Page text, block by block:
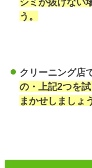
う。
クリーニング店
の・上記2つを
まかせしましょ